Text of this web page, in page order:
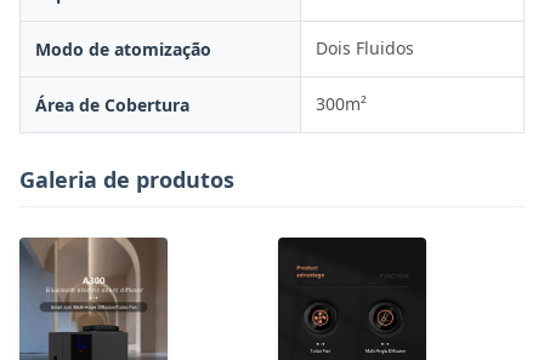
Modo de atomização Dois Fluidos
Área de Cobertura 300m²
Galeria de produtos